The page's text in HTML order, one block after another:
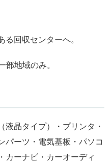
回収センターへ。
部地域のみ。
液晶タイプ）・プリンタ・
パーツ・電気基板・パソコ
カーナビ・カーオーディ